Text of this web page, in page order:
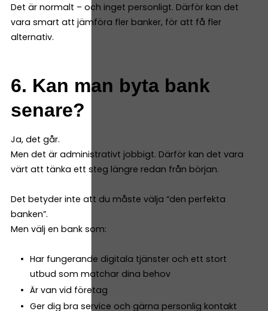
Det är normalt – och inget personligt. Därför kan det
vara smart att jämföra fler banker, för att få fler
alternativ.
6. Kan man byta bank
senare?
Ja, det går.
Men det är administrativt jobbigt. Därför kan det vara
värt att tänka ett steg längre redan från början.
Det betyder inte att du måste välja “den perfekta
banken”.
Men välj en bank som:
Har fungerande digitala tjänster och ett stort
utbud som matchar dina behov
Är van vid företag
Ger dig bra service och gärna personlig kontakt